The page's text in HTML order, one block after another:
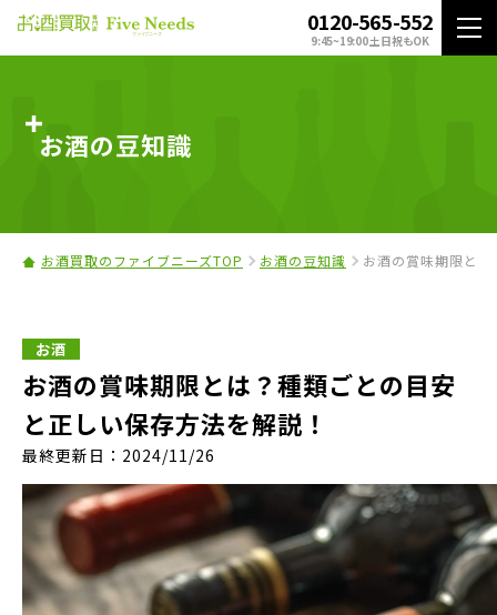
0120-565-552
9:45~19:00 土日祝もOK
お酒の豆知識
お酒買取のファイブニーズTOP お酒の豆知識 お酒の賞味期限と
お酒
お酒の賞味期限とは？種類ごとの目安
と正しい保存方法を解説！
最終更新日：2024/11/26